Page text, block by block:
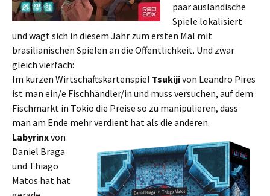
paar ausländische
Spiele lokalisiert
und wagt sich in diesem Jahr zum ersten Mal mit
brasilianischen Spielen an die Öffentlichkeit. Und zwar
gleich vierfach:
Im kurzen Wirtschaftskartenspiel Tsukijivon Leandro Pires
ist man ein/e Fischhändler/in und muss versuchen, auf dem
Fischmarkt in Tokio die Preise so zu manipulieren, dass
man am Ende mehr verdient hat als die anderen.
Labyrinxvon
Daniel Braga
und Thiago
Matos hat hat